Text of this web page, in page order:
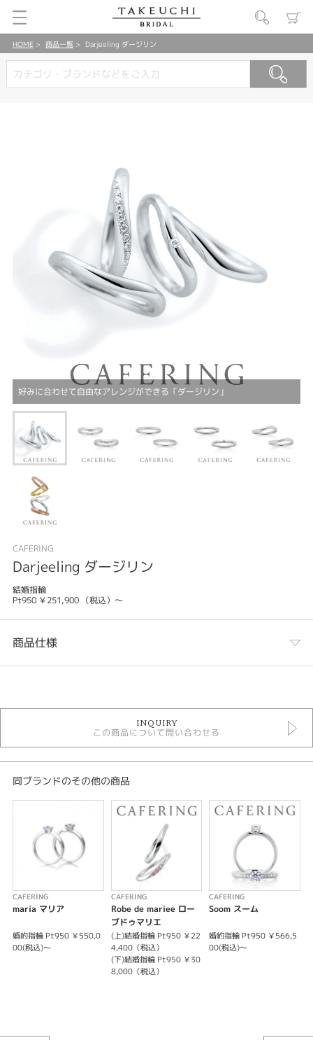
HOME 商品一覧 Darjeeling ダージリン
好みに合わせて自由なアレンジができる「ダージリン」
CAFERING
Darjeeling ダージリン
結婚指輪
Pt950 ￥251,900 （税込）～
商品仕様
結婚指輪
結婚指輪 フェミニン
カフェリング 結婚指輪
人気ブランド結婚指輪
結婚指輪 ストレート
結婚指輪 ウェーブ・S字
結婚指輪 ゴールドカラー
結婚指輪 プラチナカラー
結婚指輪 つや消し
結婚指輪 一石
結婚指輪 ピンクダイヤモンド
結婚指輪 ブルーダイヤモンド
結婚指輪 甲丸
結婚指輪 幅細
INQUIRY
この商品について問い合わせる
同ブランドのその他の商品
CAFERING
maria マリア
婚約指輪 Pt950 ￥550,0
00(税込)～
CAFERING
Robe de mariee ロー
ブドゥマリエ
(上)結婚指輪 Pt950 ￥22
4,400（税込）
(下)結婚指輪 Pt950 ￥30
8,000（税込）
CAFERING
Soom スーム
婚約指輪 Pt950 ￥566,5
00(税込)～